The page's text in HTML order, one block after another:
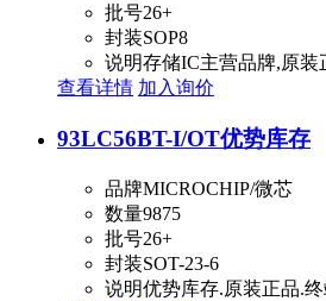
批号26+
封装SOP8
说明存储IC主营品牌,原装
查看详情 加入询价
93LC56BT-I/OT优势库存
品牌MICROCHIP/微芯
数量9875
批号26+
封装SOT-23-6
说明优势库存.原装正品.